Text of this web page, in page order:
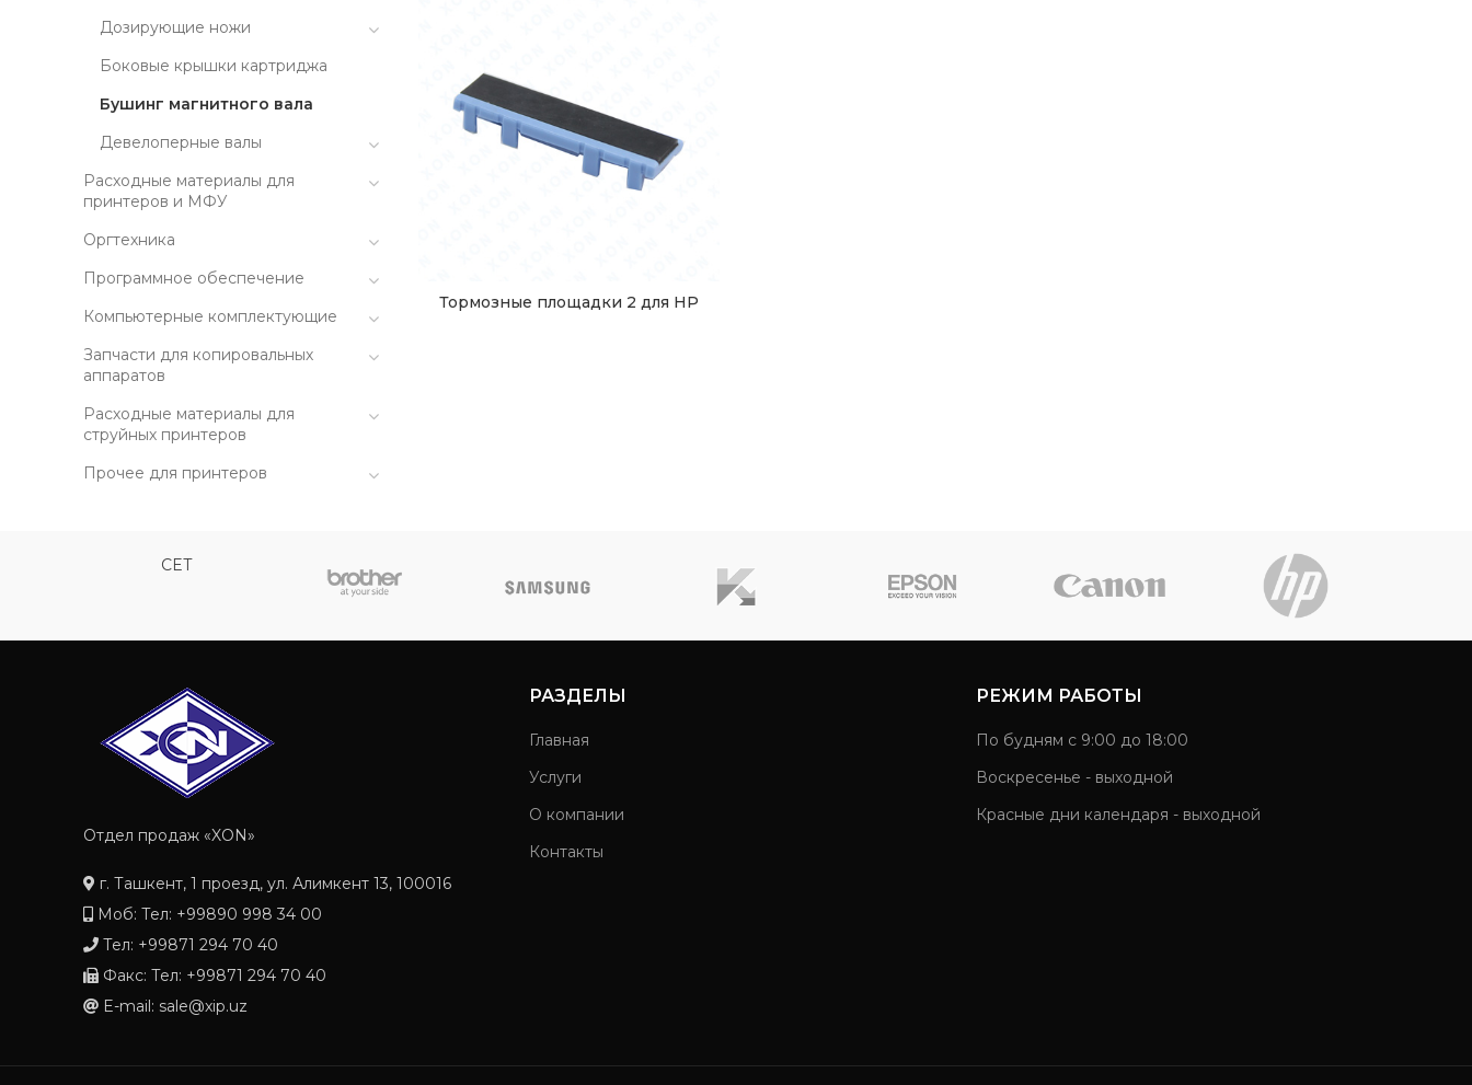
Тормозные площадки 2 для HP
Дозирующие ножи
Боковые крышки картриджа
Бушинг магнитного вала
Девелоперные валы
Расходные материалы для
принтеров и МФУ
Оргтехника
Программное обеспечение
Компьютерные комплектующие
Запчасти для копировальных
аппаратов
Расходные материалы для
струйных принтеров
Прочее для принтеров
CET
Отдел продаж «XON»
г. Ташкент, 1 проезд, ул. Алимкент 13, 100016
Моб: Тел: +99890 998 34 00
Тел: +99871 294 70 40
Факс: Тел: +99871 294 70 40
E-mail: sale@xip.uz
РАЗДЕЛЫ
Главная
Услуги
О компании
Контакты
РЕЖИМ РАБОТЫ
По будням с 9:00 до 18:00
Воскресенье - выходной
Красные дни календаря - выходной